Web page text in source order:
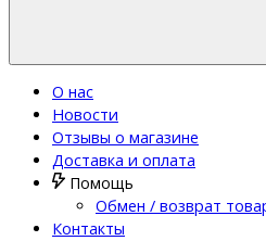
О нас
Новости
Отзывы о магазине
Доставка и оплата
Помощь
Обмен / возврат
Контакты